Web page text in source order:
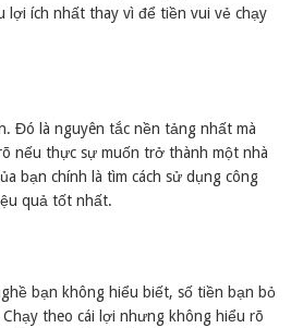
lợi ích nhất thay vì để tiền vui vẻ chạy
Đó là nguyên tắc nền tảng nhất mà
nếu thực sự muốn trở thành một nhà
bạn chính là tìm cách sử dụng công
quả tốt nhất.
bạn không hiểu biết, số tiền bạn bỏ
Chạy theo cái lợi nhưng không hiểu rõ